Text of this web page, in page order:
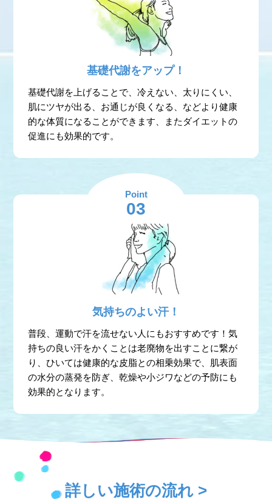
基礎代謝をアップ！
基礎代謝を上げることで、冷えない、太りにくい、
肌にツヤが出る、お通じが良くなる、などより健康
的な体質になることができます、またダイエットの
促進にも効果的です。
Point
03
気持ちのよい汗！
普段、運動で汗を流せない人にもおすすめです！気
持ちの良い汗をかくことは老廃物を出すことに繋が
り、ひいては健康的な皮脂との相乗効果で、肌表面
の水分の蒸発を防ぎ、乾燥や小ジワなどの予防にも
効果的となります。
詳しい施術の流れ >